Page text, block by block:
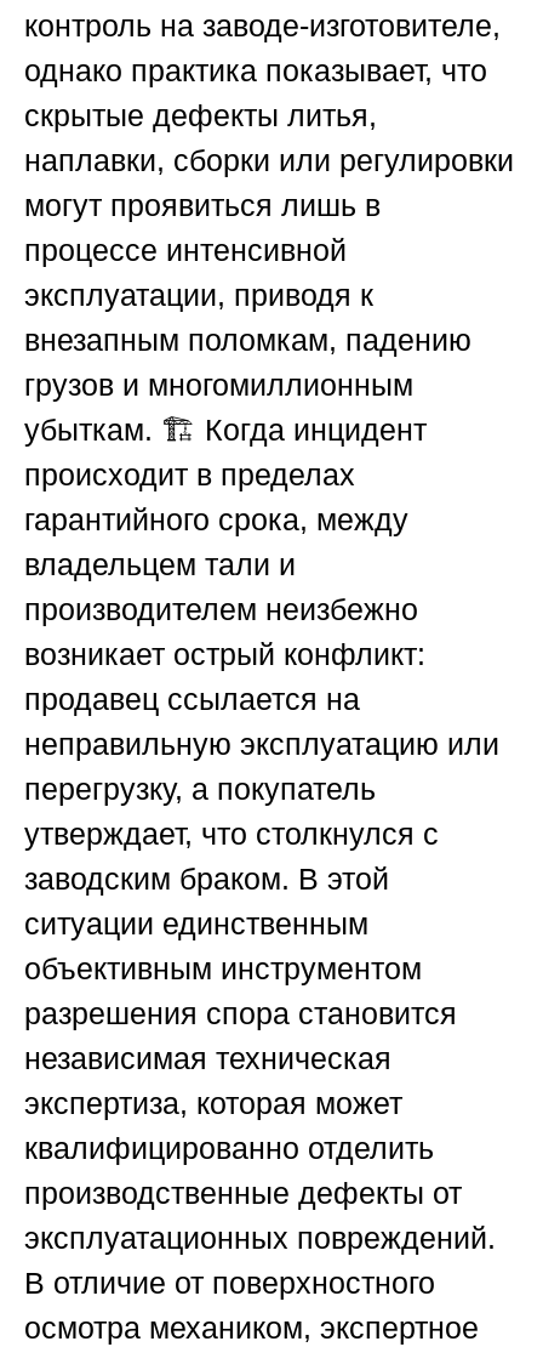
контроль на заводе-изготовителе,
однако практика показывает, что
скрытые дефекты литья,
наплавки, сборки или регулировки
могут проявиться лишь в
процессе интенсивной
эксплуатации, приводя к
внезапным поломкам, падению
грузов и многомиллионным
убыткам. 🏗️ Когда инцидент
происходит в пределах
гарантийного срока, между
владельцем тали и
производителем неизбежно
возникает острый конфликт:
продавец ссылается на
неправильную эксплуатацию или
перегрузку, а покупатель
утверждает, что столкнулся с
заводским браком. В этой
ситуации единственным
объективным инструментом
разрешения спора становится
независимая техническая
экспертиза, которая может
квалифицированно отделить
производственные дефекты от
эксплуатационных повреждений.
В отличие от поверхностного
осмотра механиком, экспертное